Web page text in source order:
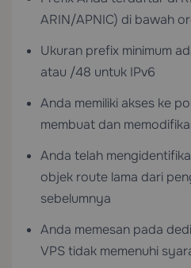
ARIN/APNIC) di bawah
Ukuran prefix minimum
atau /48 untuk IPv6
Anda memiliki akses ke
membuat dan
Anda telah
objek route lama dari
sebelumnya
Anda memesan pada
VPS tidak memenuhi